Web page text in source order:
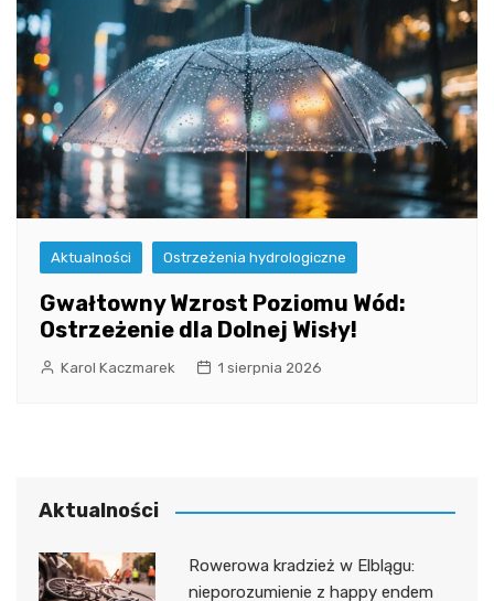
Aktualności Ostrzeżenia hydrologiczne
Gwałtowny Wzrost Poziomu Wód:
Ostrzeżenie dla Dolnej Wisły!
Karol Kaczmarek 1 sierpnia 2026
Aktualności
Rowerowa kradzież w Elblągu:
nieporozumienie z happy endem